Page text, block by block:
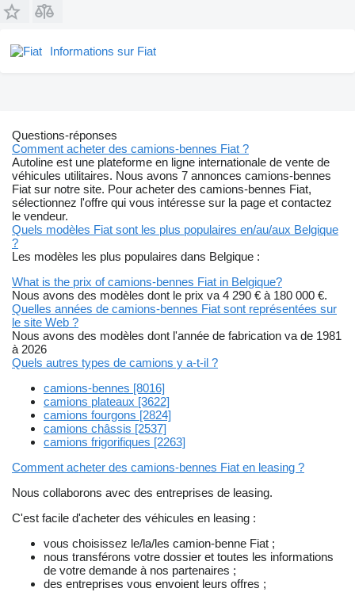
Informations sur Fiat
Questions-réponses
Comment acheter des camions-bennes Fiat ?
Autoline est une plateforme en ligne internationale de vente de
véhicules utilitaires. Nous avons 7 annonces camions-bennes
Fiat sur notre site. Pour acheter des camions-bennes Fiat,
sélectionnez l'offre qui vous intéresse sur la page et contactez
le vendeur.
Quels modèles Fiat sont les plus populaires en/au/aux Belgique
?
Les modèles les plus populaires dans Belgique :
What is the prix of camions-bennes Fiat in Belgique?
Nous avons des modèles dont le prix va 4 290 € à 180 000 €.
Quelles années de camions-bennes Fiat sont représentées sur
le site Web ?
Nous avons des modèles dont l'année de fabrication va de 1981
à 2026
Quels autres types de camions y a-t-il ?
camions-bennes [8016]
camions plateaux [3622]
camions fourgons [2824]
camions châssis [2537]
camions frigorifiques [2263]
Comment acheter des camions-bennes Fiat en leasing ?
Nous collaborons avec des entreprises de leasing.
C'est facile d'acheter des véhicules en leasing :
vous choisissez le/la/les camion-benne Fiat ;
nous transférons votre dossier et toutes les informations
de votre demande à nos partenaires ;
des entreprises vous envoient leurs offres ;